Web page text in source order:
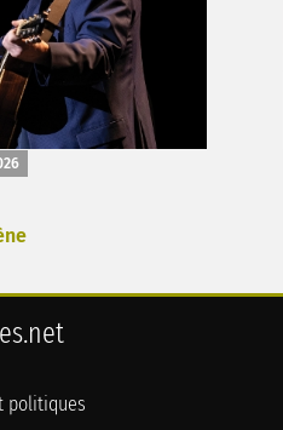
politiques